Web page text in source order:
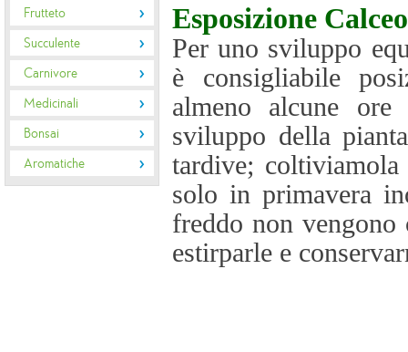
Frutteto
Succulente
Carnivore
Medicinali
Bonsai
Aromatiche
Esposizione
Per uno sviluppo
è consigliabile
almeno alcune
sviluppo della
tardive;
solo in primavera
freddo non
estirparle e